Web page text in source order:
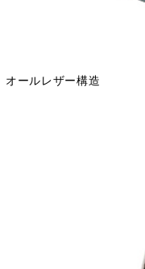
オールレザー構造